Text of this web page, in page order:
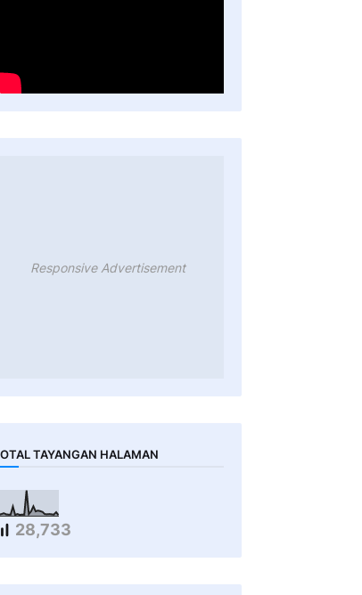
Responsive Advertisement
TAYANGAN HALAMAN
28,733